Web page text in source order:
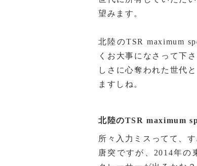
望みます。
北陸のTSR maximum
くお大事になさって下
しさに心奪われた世代
ますしね。
北陸のTSR maximum
所々入力ミスってて、す
唐突ですが、2014年の